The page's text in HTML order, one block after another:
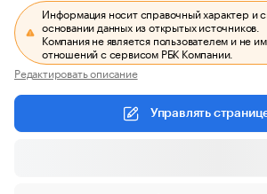
Информация носит справочный характер и
основании данных из открытых источников.
Компания не является пользователем и не
отношений с сервисом РБК Компании.
Редактировать описание
Управлять